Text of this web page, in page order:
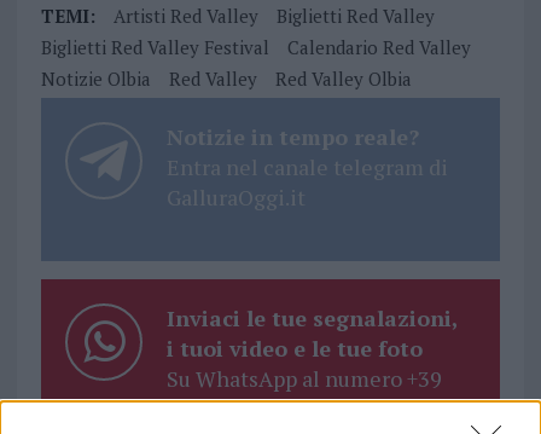
TEMI: Artisti Red Valley
Biglietti Red Valley
Biglietti Red Valley Festival
Calendario Red Valley
Notizie Olbia
Red Valley Red Valley Olbia
Notizie in tempo reale?
Entra nel canale telegram di
GalluraOggi.it
Inviaci le tue segnalazioni,
i tuoi video e le tue foto
Su WhatsApp al numero +39
345 356 7512